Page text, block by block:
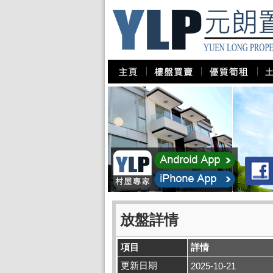
放盤詳情
項目
詳情
更新日期
2025-10-21